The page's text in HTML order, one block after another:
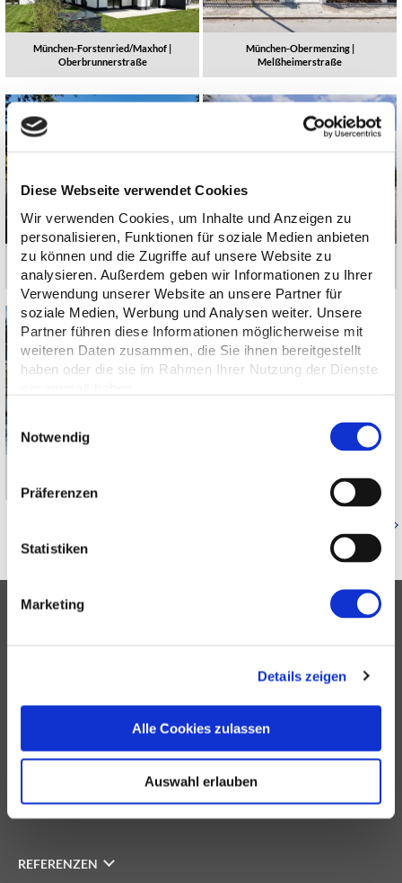
Diese Webseite verwendet Cookies
Wir verwenden Cookies, um Inhalte und Anzeigen zu
personalisieren, Funktionen für soziale Medien anbieten
zu können und die Zugriffe auf unsere Website zu
analysieren. Außerdem geben wir Informationen zu Ihrer
Verwendung unserer Website an unsere Partner für
soziale Medien, Werbung und Analysen weiter. Unsere
Partner führen diese Informationen möglicherweise mit
weiteren Daten zusammen, die Sie ihnen bereitgestellt
haben oder die sie im Rahmen Ihrer Nutzung der Dienste
Einwilligungsauswahl
Notwendig
Präferenzen
Statistiken
Marketing
Details zeigen
Alle Cookies zulassen
Auswahl erlauben
München-Forstenried/Maxhof |
Oberbrunnerstraße
München-Obermenzing |
Melßheimerstraße
München-Denning | Baltenstraße
UNTERNEHMEN
REFERENZEN